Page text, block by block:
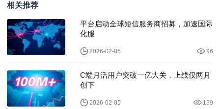
相关推荐
平台启动全球短信服务商招募，加速国际
化服
2026-02-05 96
C端月活用户突破一亿大关，上线仅两月
创下
2026-02-05 139